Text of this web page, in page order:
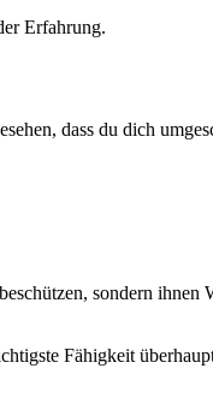
Erfahrung.
dass du dich
sondern ihnen
Fähigkeit